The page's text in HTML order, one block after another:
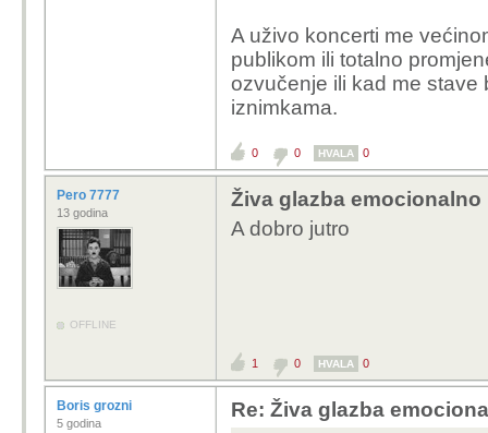
A uživo koncerti me
publikom ili totalno
ozvučenje ili kad me stave
iznimkama.
0 0 HVALA 0
Pero 7777
13 godina
OFFLINE
Živa glazba
A dobro jutro
1 0 HVALA 0
Boris grozni
5 godina
Re: Živa glazba